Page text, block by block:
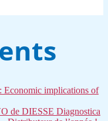
Economic implications of
de DIESSE Diagnostica